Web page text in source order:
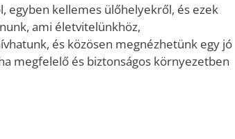
egyben kellemes ülőhelyekről, és ezek
ami életvitelünkhöz,
és közösen megnézhetünk egy jó
megfelelő és biztonságos környezetben